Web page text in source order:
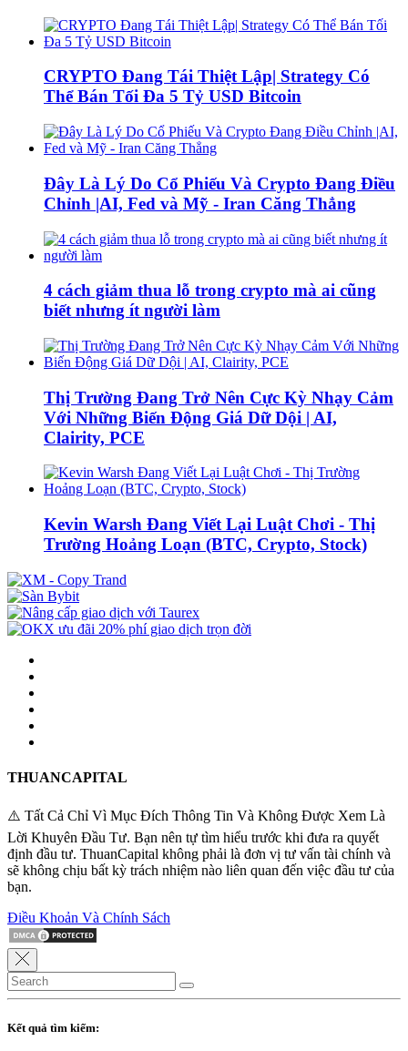
CRYPTO Đang Tái Thiệt Lập| Strategy Có
Thể Bán Tối Đa 5 Tỷ USD Bitcoin
Đây Là Lý Do Cổ Phiếu Và Crypto Đang Điều
Chỉnh |AI, Fed và Mỹ - Iran Căng Thẳng
4 cách giảm thua lỗ trong crypto mà ai cũng
biết nhưng ít người làm
Thị Trường Đang Trở Nên Cực Kỳ Nhạy Cảm
Với Những Biến Động Giá Dữ Dội | AI,
Clairity, PCE
Kevin Warsh Đang Viết Lại Luật Chơi - Thị
Trường Hoảng Loạn (BTC, Crypto, Stock)
THUANCAPITAL
⚠️ Tất Cả Chỉ Vì Mục Đích Thông Tin Và Không Được Xem Là
Lời Khuyên Đầu Tư. Bạn nên tự tìm hiểu trước khi đưa ra quyết
định đầu tư. ThuanCapital không phải là đơn vị tư vấn tài chính và
sẽ không chịu bất kỳ trách nhiệm nào liên quan đến việc đầu tư của
bạn.
Điều Khoản Và Chính Sách
Kết quả tìm kiếm: